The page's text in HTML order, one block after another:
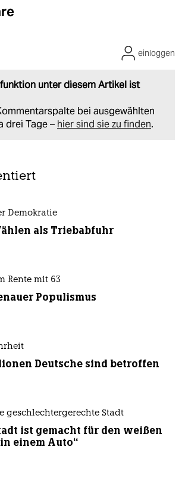
unter diesem Artikel ist
bei ausgewählten
drei Tage – hier sind sie zu finden.
einloggen
Demokratie
als Triebabfuhr
Rente mit 63
Populismus
Deutsche sind betroffen
geschlechtergerechte Stadt
ist gemacht für den weißen
einem Auto“